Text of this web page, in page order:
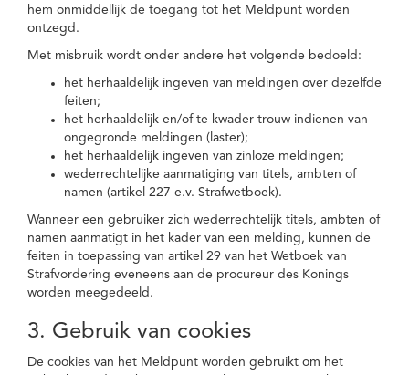
hem onmiddellijk de toegang tot het Meldpunt worden
ontzegd.
Met misbruik wordt onder andere het volgende bedoeld:
het herhaaldelijk ingeven van meldingen over dezelfde
feiten;
het herhaaldelijk en/of te kwader trouw indienen van
ongegronde meldingen (laster);
het herhaaldelijk ingeven van zinloze meldingen;
wederrechtelijke aanmatiging van titels, ambten of
namen (artikel 227 e.v. Strafwetboek).
Wanneer een gebruiker zich wederrechtelijk titels, ambten of
namen aanmatigt in het kader van een melding, kunnen de
feiten in toepassing van artikel 29 van het Wetboek van
Strafvordering eveneens aan de procureur des Konings
worden meegedeeld.
3. Gebruik van cookies
De cookies van het Meldpunt worden gebruikt om het